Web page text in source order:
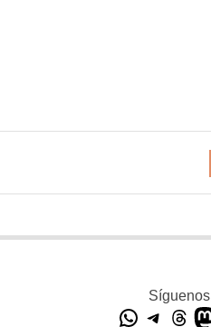
Síguenos